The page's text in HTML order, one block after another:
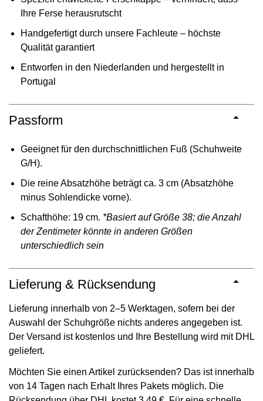
Ihre Ferse herausrutscht
Handgefertigt durch unsere Fachleute – höchste
Qualität garantiert
Entworfen in den Niederlanden und hergestellt in
Portugal
Passform
Geeignet für den durchschnittlichen Fuß (Schuhweite
G/H).
Die reine Absatzhöhe beträgt ca. 3 cm (Absatzhöhe
minus Sohlendicke vorne).
Schafthöhe: 19 cm. *Basiert auf Größe 38; die Anzahl
der Zentimeter könnte in anderen Größen
unterschiedlich sein
Lieferung & Rücksendung
Lieferung innerhalb von 2–5 Werktagen, sofern bei der
Auswahl der Schuhgröße nichts anderes angegeben ist.
Der Versand ist kostenlos und Ihre Bestellung wird mit DHL
geliefert.
Möchten Sie einen Artikel zurücksenden? Das ist innerhalb
von 14 Tagen nach Erhalt Ihres Pakets möglich. Die